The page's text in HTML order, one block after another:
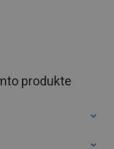
produkte